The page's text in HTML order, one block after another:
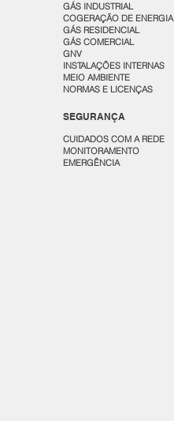
GÁS INDUSTRIAL
COGERAÇÃO DE ENERGIA
GÁS RESIDENCIAL
GÁS COMERCIAL
GNV
INSTALAÇÕES INTERNAS
MEIO AMBIENTE
NORMAS E LICENÇAS
SEGURANÇA
CUIDADOS COM A REDE
MONITORAMENTO
EMERGÊNCIA